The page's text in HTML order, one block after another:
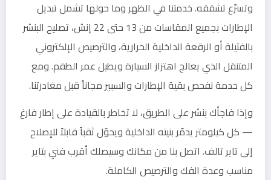
وتسرّع تشققه. خدمتنا في الظهر وما حولها تشمل تبديل
الإطارات بجميع المقاسات من 13 حتى 22 إنش، تصليح البنشر
بالفتيلة أو الرقعة الداخلية الحرارية، والترصيص الإلكتروني
المتنقل الذي يعالج اهتزاز السيارة ويطيل عمر الطقم. ومع
كل خدمة نفحص بقية الإطارات والسبير مجاناً قبل مغادرتنا.
وإذا فاجأك بنشر على الطريق، لا تخاطر بالقيادة على إطار فارغ
— كل كيلومتر يدمّر بنيته الداخلية ويحوّل ثقباً قابلاً للإصلاح
إلى تاير تالف. اتصل بنا من مكانك وسيصلك أقرب فني بتاير
مناسب وعدة الفك والترصيص الكاملة.